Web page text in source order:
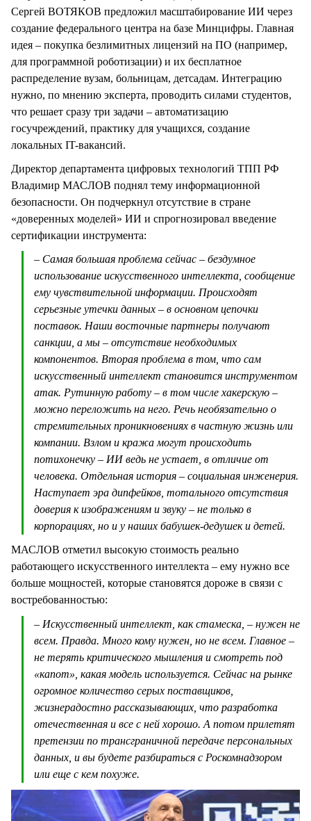
Сергей ВОТЯКОВ предложил масштабирование ИИ через
создание федерального центра на базе Минцифры. Главная
идея – покупка безлимитных лицензий на ПО (например,
для программной роботизации) и их бесплатное
распределение вузам, больницам, детсадам. Интеграцию
нужно, по мнению эксперта, проводить силами студентов,
что решает сразу три задачи – автоматизацию
госучреждений, практику для учащихся, создание
локальных IT-вакансий.
Директор департамента цифровых технологий ТПП РФ
Владимир МАСЛОВ поднял тему информационной
безопасности. Он подчеркнул отсутствие в стране
«доверенных моделей» ИИ и спрогнозировал введение
сертификации инструмента:
– Самая большая проблема сейчас – бездумное
использование искусственного интеллекта, сообщение
ему чувствительной информации. Происходят
серьезные утечки данных – в основном цепочки
поставок. Наши восточные партнеры получают
санкции, а мы – отсутствие необходимых
компонентов. Вторая проблема в том, что сам
искусственный интеллект становится инструментом
атак. Рутинную работу – в том числе хакерскую –
можно переложить на него. Речь необязательно о
стремительных проникновениях в частную жизнь или
компании. Взлом и кража могут происходить
потихонечку – ИИ ведь не устает, в отличие от
человека. Отдельная история – социальная инженерия.
Наступает эра дипфейков, тотального отсутствия
доверия к изображениям и звуку – не только в
корпорациях, но и у наших бабушек-дедушек и детей.
МАСЛОВ отметил высокую стоимость реально
работающего искусственного интеллекта – ему нужно все
больше мощностей, которые становятся дороже в связи с
востребованностью:
– Искусственный интеллект, как стамеска, – нужен не
всем. Правда. Много кому нужен, но не всем. Главное –
не терять критического мышления и смотреть под
«капот», какая модель используется. Сейчас на рынке
огромное количество серых поставщиков,
жизнерадостно рассказывающих, что разработка
отечественная и все с ней хорошо. А потом прилетят
претензии по трансграничной передаче персональных
данных, и вы будете разбираться с Роскомнадзором
или еще с кем похуже.